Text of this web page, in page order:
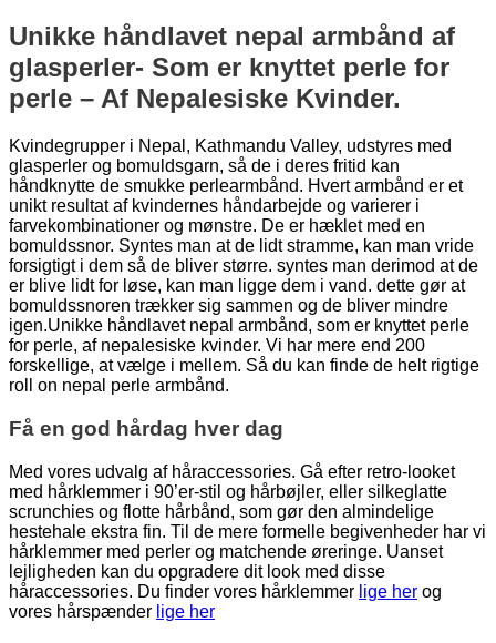
Unikke håndlavet nepal armbånd af
glasperler- Som er knyttet perle for
perle – Af Nepalesiske Kvinder.
Kvindegrupper i Nepal, Kathmandu Valley, udstyres med
glasperler og bomuldsgarn, så de i deres fritid kan
håndknytte de smukke perlearmbånd. Hvert armbånd er et
unikt resultat af kvindernes håndarbejde og varierer i
farvekombinationer og mønstre. De er hæklet med en
bomuldssnor. Syntes man at de lidt stramme, kan man vride
forsigtigt i dem så de bliver større. syntes man derimod at de
er blive lidt for løse, kan man ligge dem i vand. dette gør at
bomuldssnoren trækker sig sammen og de bliver mindre
igen.Unikke håndlavet nepal armbånd, som er knyttet perle
for perle, af nepalesiske kvinder. Vi har mere end 200
forskellige, at vælge i mellem. Så du kan finde de helt rigtige
roll on nepal perle armbånd.
Få en god hårdag hver dag
Med vores udvalg af håraccessories. Gå efter retro-looket
med hårklemmer i 90’er-stil og hårbøjler, eller silkeglatte
scrunchies og flotte hårbånd, som gør den almindelige
hestehale ekstra fin. Til de mere formelle begivenheder har vi
hårklemmer med perler og matchende øreringe. Uanset
lejligheden kan du opgradere dit look med disse
håraccessories. Du finder vores hårklemmer lige her og
vores hårspænder lige her